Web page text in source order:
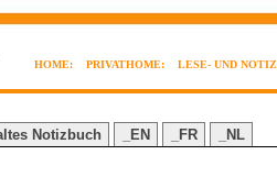
HOME: PRIVATHOME: LESE- UND
Notizbuch _EN _FR _NL